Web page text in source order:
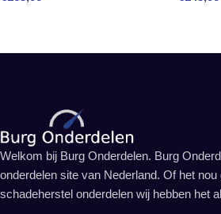
Welkom bij Burg Onderdelen. Burg
onderdelen site van Nederland. Of het
schadeherstel onderdelen wij hebben het